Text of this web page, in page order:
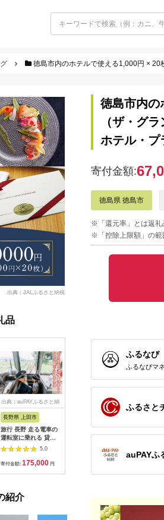
徳島市内のホテルで使える1,000円 × 20枚（20,000
出典：JALふるさと納税
品
出典：auPAYふるさと納
長野県 上田市
旅行 長野 走る電車の
運転室に乗れる 貸切
列車でお仕事体験 体
験 チケット 電車 鉄道
列車 サービス 子供 子
5.0
寄付金額: 175,000 円
出典：dショッピングふ
るさと納税
岐阜県 可児市
富士カントリー可児ク
5.0
500,000
紹介
徳島市内の
（ザ・グ
ホテル・プ
寄付金額:
徳島県 徳島市
※「還元率」とは返礼
※「控除上限額」の範
ふるなび
ふるなびマ
ふるさと
auPAYふ